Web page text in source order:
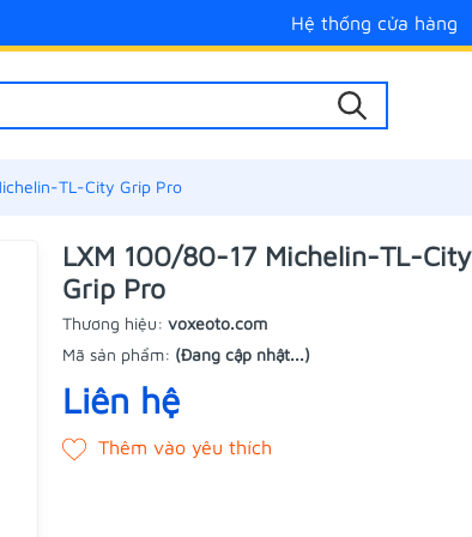
Hệ thống cửa hàng
TL-City Grip Pro
LXM 100/80-17 Michelin-TL-City
Grip Pro
Thương hiệu: voxeoto.com
Mã sản phẩm: (Đang cập nhật...)
Liên hệ